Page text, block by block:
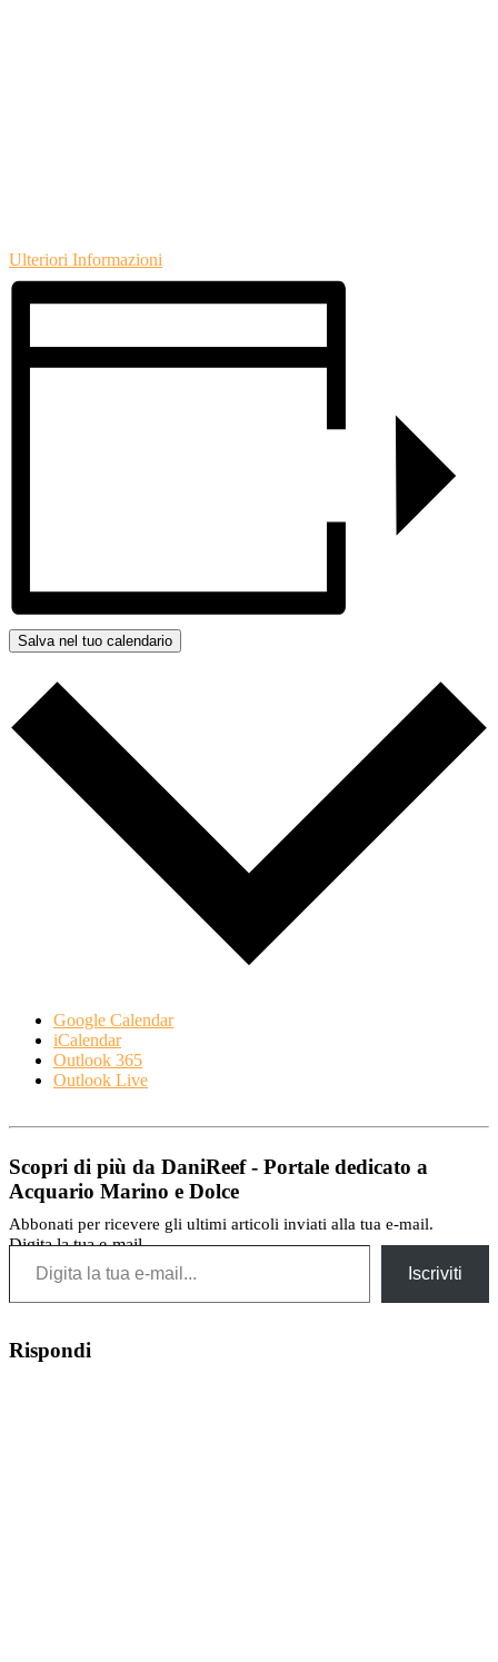
Ulteriori Informazioni
Salva nel tuo calendario
Google Calendar
iCalendar
Outlook 365
Outlook Live
Scopri di più da DaniReef - Portale dedicato a
Acquario Marino e Dolce
Abbonati per ricevere gli ultimi articoli inviati alla tua e-mail.
Digita la tua e-mail...
Iscriviti
Rispondi